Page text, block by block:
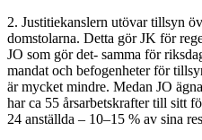
2. Justitiekanslern utövar tillsyn
domstolarna. Detta gör JK för
JO som gör det- samma för
mandat och befogenheter för
är mycket mindre. Medan JO
har ca 55 årsarbetskrafter till sitt
24 anställda – 10–15 % av sina